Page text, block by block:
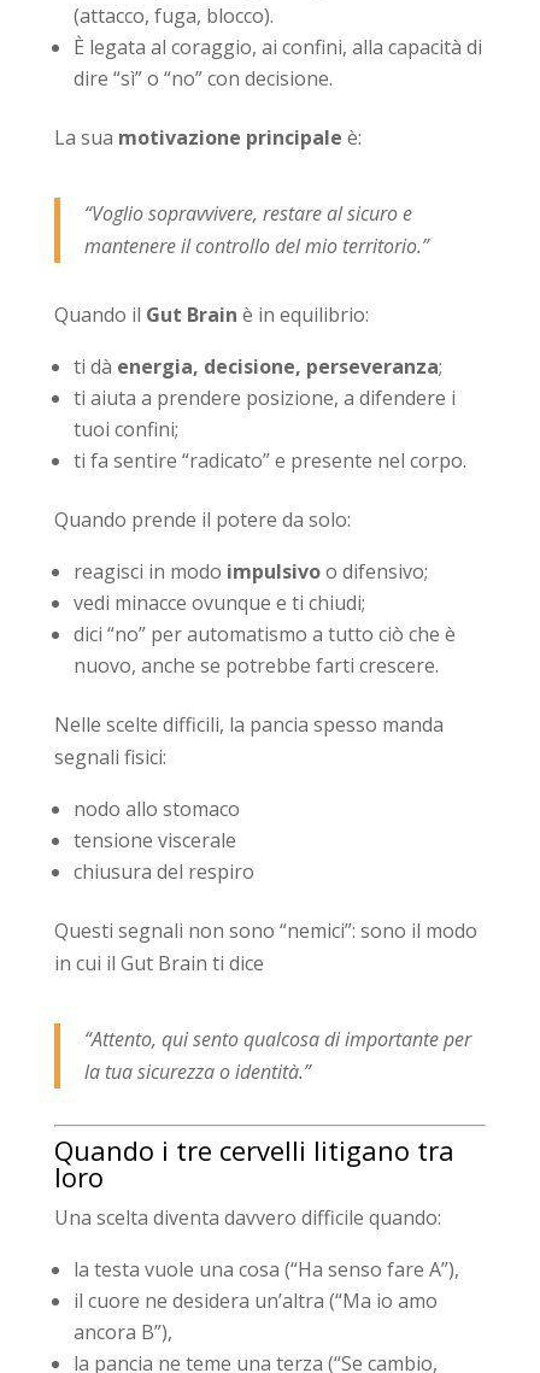
(attacco, fuga, blocco).
È legata al coraggio, ai confini, alla capacità di
dire “sì” o “no” con decisione.
La sua motivazione principale è:
“Voglio sopravvivere, restare al sicuro e
mantenere il controllo del mio territorio.”
Quando il Gut Brain è in equilibrio:
ti dà energia, decisione, perseveranza;
ti aiuta a prendere posizione, a difendere i
tuoi confini;
ti fa sentire “radicato” e presente nel corpo.
Quando prende il potere da solo:
reagisci in modo impulsivoo difensivo;
vedi minacce ovunque e ti chiudi;
dici “no” per automatismo a tutto ciò che è
nuovo, anche se potrebbe farti crescere.
Nelle scelte difficili, la pancia spesso manda
segnali fisici:
nodo allo stomaco
tensione viscerale
chiusura del respiro
Questi segnali non sono “nemici”: sono il modo
in cui il Gut Brain ti dice
“Attento, qui sento qualcosa di importante per
la tua sicurezza o identità.”
Quando i tre cervelli litigano tra
loro
Una scelta diventa davvero difficile quando:
la testa vuole una cosa (“Ha senso fare A”),
il cuore ne desidera un’altra (“Ma io amo
ancora B”),
la pancia ne teme una terza (“Se cambio,